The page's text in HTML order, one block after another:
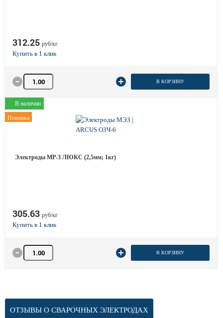
312.25 руб/кг
Количество товара В КОРЗИНУ
В наличии
Новинка
Электроды МР-3 ЛЮКС (2,5мм; 1кг)
305.63 руб/кг
Количество товара В КОРЗИНУ
ОТЗЫВЫ О СВАРОЧНЫХ ЭЛЕКТРОДАХ